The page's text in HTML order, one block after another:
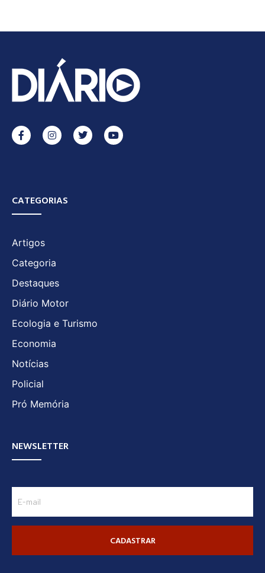
CATEGORIAS
Artigos
Categoria
Destaques
Diário Motor
Ecologia e Turismo
Economia
Notícias
Policial
Pró Memória
NEWSLETTER
CADASTRAR